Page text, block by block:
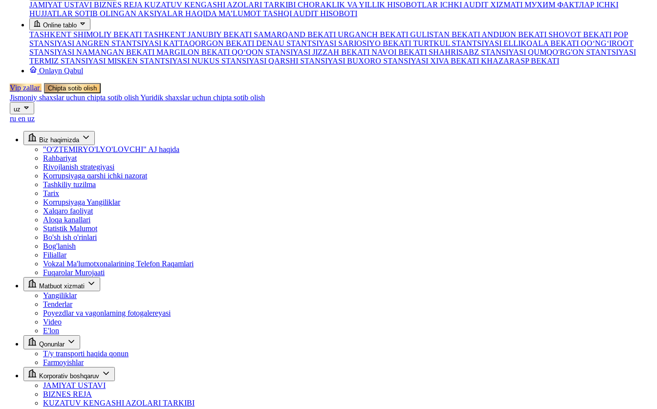
JAMIYAT USTAVI BIZNES REJA KUZATUV KENGASHI AZOLARI TARKIBI CHORAKLIK VA YILLIK HISOBOTLAR ICHKI AUDIT XIZMATI МУХИМ ФАКТЛАР ICHKI
HUJJATLAR SOTIB OLINGAN AKSIYALAR HAQIDA MA’LUMOT TASHQI AUDIT HISOBOTI
Online tablo
TASHKENT SHIMOLIY BEKATI TASHKENT JANUBIY BEKATI SAMARQAND BEKATI URGANCH BEKATI GULISTAN BEKATI ANDIJON BEKATI SHOVOT BEKATI POP
STANSIYASI ANGREN STANTSIYASI KATTAQORGON BEKATI DENAU STANTSIYASI SARIOSIYO BEKATI TURTKUL STANTSIYASI ELLIKQALA BEKATI QO‘NG‘IROOT
STANSIYASI NAMANGAN BEKATI MARGILON BEKATI QO‘QON STANSIYASI JIZZAH BEKATI NAVOI BEKATI SHAHRISABZ STANSIYASI QUMQO'RG'ON STANTSIYASI
TERMIZ STANSIYASI MISKEN STANTSIYASI NUKUS STANSIYASI QARSHI STANSIYASI BUXORO STANSIYASI XIVA BEKATI KHAZARASP BEKATI
Onlayn Qabul
Vip zallar Chipta sotib olish
Jismoniy shaxslar uchun chipta sotib olish Yuridik shaxslar uchun chipta sotib olish
uz
ru en uz
Biz haqimizda
"O'ZTEMIRYO'LYO'LOVCHI" AJ haqida
Rahbariyat
Rivojlanish strategiyasi
Korrupsiyaga qarshi ichki nazorat
Tashkiliy tuzilma
Tarix
Korrupsiyaga Yangiliklar
Xalqaro faoliyat
Aloqa kanallari
Statistik Malumot
Bo'sh ish o'rinlari
Bog'lanish
Filiallar
Vokzal Ma'lumotxonalarining Telefon Raqamlari
Fuqarolar Murojaati
Matbuot xizmati
Yangiliklar
Tenderlar
Poyezdlar va vagonlarning fotogalereyasi
Video
E'lon
Qonunlar
T/y transporti haqida qonun
Farmoyishlar
Korporativ boshqaruv
JAMIYAT USTAVI
BIZNES REJA
KUZATUV KENGASHI AZOLARI TARKIBI